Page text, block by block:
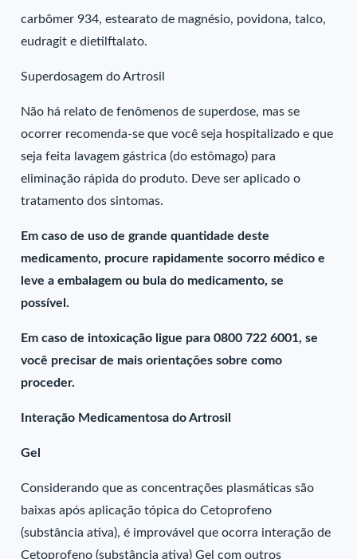
carbômer 934, estearato de magnésio, povidona, talco,
eudragit e dietilftalato.
Superdosagem do Artrosil
Não há relato de fenômenos de superdose, mas se
ocorrer recomenda-se que você seja hospitalizado e que
seja feita lavagem gástrica (do estômago) para
eliminação rápida do produto. Deve ser aplicado o
tratamento dos sintomas.
Em caso de uso de grande quantidade deste
medicamento, procure rapidamente socorro médico e
leve a embalagem ou bula do medicamento, se
possível.
Em caso de intoxicação ligue para 0800 722 6001, se
você precisar de mais orientações sobre como
proceder.
Interação Medicamentosa do Artrosil
Gel
Considerando que as concentrações plasmáticas são
baixas após aplicação tópica do Cetoprofeno
(substância ativa), é improvável que ocorra interação de
Cetoprofeno (substância ativa) Gel com outros